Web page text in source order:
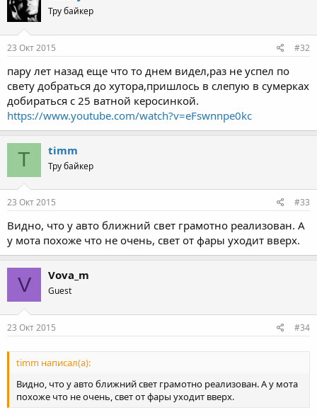
Тру байкер
23 Окт 2015 #32
пару лет назад еще что то днем видел,раз не успел по
свету добраться до хутора,пришлось в слепую в сумерках
добираться с 25 ватной керосинкой.
https://www.youtube.com/watch?v=eFswnnpe0kc
T timm
Тру байкер
23 Окт 2015 #33
Видно, что у авто ближний свет грамотно реализован. А
у мота похоже что не очень, свет от фары уходит вверх.
V Vova_m
Guest
23 Окт 2015 #34
timm написал(а):
Видно, что у авто ближний свет грамотно реализован. А у мота
похоже что не очень, свет от фары уходит вверх.